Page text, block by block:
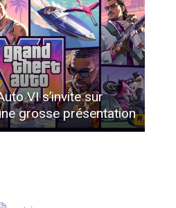
VI s’invite sur
grosse présentation